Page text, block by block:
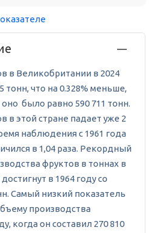
в Великобритании в 2024
тонн, что на 0.328% меньше,
оно было равно 590 711 тонн.
в этой стране падает уже 2
наблюдения с 1961 года
в 1,04 раза. Рекордный
фруктов в тоннах в
в 1964 году со
Самый низкий показатель
производства
когда он составил 270 810